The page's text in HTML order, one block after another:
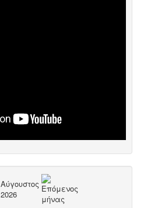
Αύγουστος
2026